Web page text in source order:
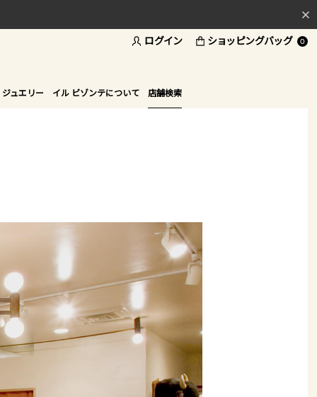
ログイン ショッピングバッグ 0
ュエリー イル ビゾンテについて 店舗検索